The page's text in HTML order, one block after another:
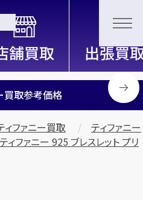
信頼と実績の買取専門店「買取大
買取参考価格
ィファニー買取
ティファニー
ティファニー 925 ブレスレット プリ